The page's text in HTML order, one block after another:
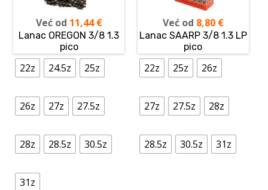
Već od 11,44€
Lanac OREGON 3/8 1.3
pico
22z 24.5z 25z
26z 27z 27.5z
28z 28.5z 30.5z
31z
Već od 8,80 €
Lanac SAARP 3/8 1.3 LP
pico
22z 25z 26z
27z 27.5z 28z
28.5z 30.5z 31z